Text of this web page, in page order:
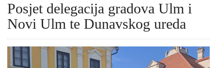
Posjet delegacija gradova Ulm i
Novi Ulm te Dunavskog ureda